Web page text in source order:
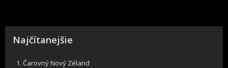
Najčítanejšie
Čarovný Nový Zéland